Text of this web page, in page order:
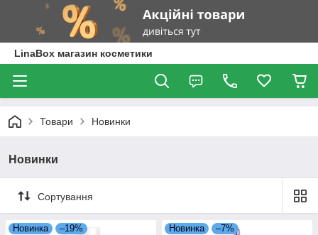
LinaBox магазин косметики
Товари Новинки
Новинки
Сортування
Новинка –19% Новинка –7%